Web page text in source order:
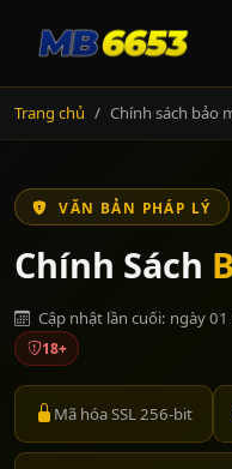
Trang chủ Chính sách bảo
VĂN BẢN PHÁP LÝ
Chính Sách
Cập nhật lần cuối: ngày
18+
Mã hóa SSL 256-bit